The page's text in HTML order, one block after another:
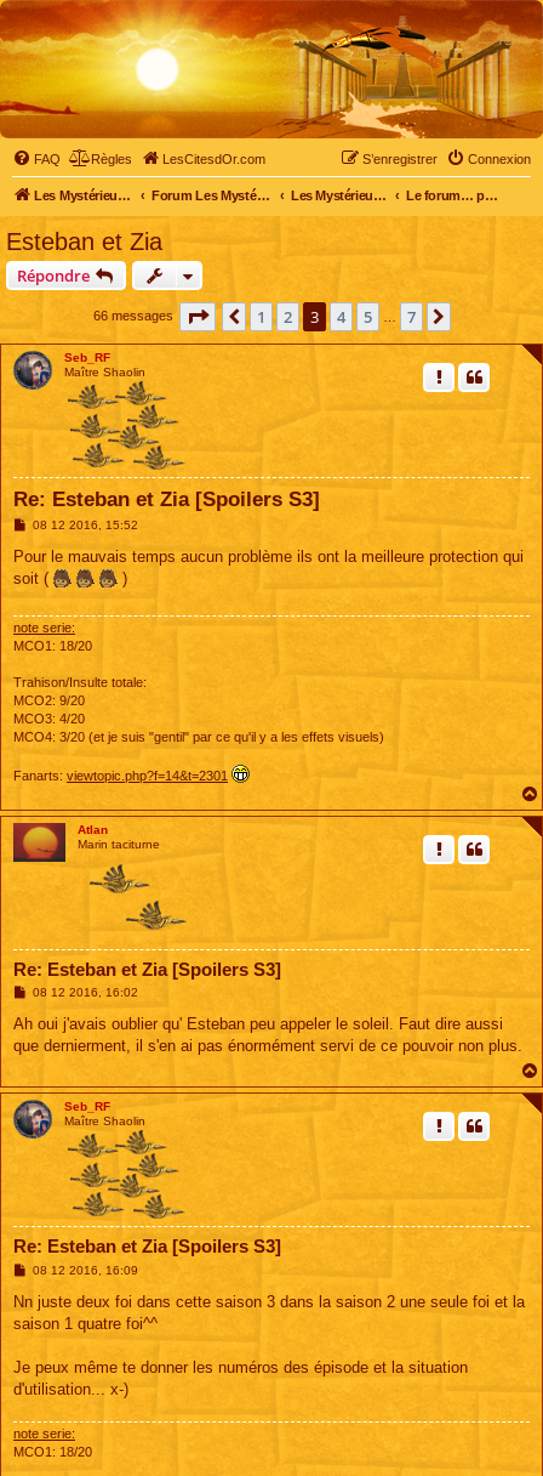
FAQ Règles LesCitesdOr.com Connexion
S’enregistrer
Les Mystérieuses Cités d'Or - LesCitesdOr.com Forum Les Mystérieuses Cités d'Or Les Mystérieuses Cités d'Or Le forum… pour tous
Esteban et Zia
Répondre
66 messages Page sur7
Précédente
1 2 3 4 5 7
Seb_RF
Maître Shaolin
Re: Esteban et Zia [Spoilers S3]
M
s
a
08 12 2016, 15:52
Pour le mauvais temps aucun problème ils ont la meilleure protection qui
soit (
)
note serie:
MCO1: 18/20
Trahison/Insulte totale:
MCO2: 9/20
MCO3: 4/20
MCO4: 3/20 (et je suis "gentil" par ce qu'il y a les effets visuels)
Fanarts: viewtopic.php?f=14&t=2301
Atlan
Marin taciturne
Re: Esteban et Zia [Spoilers S3]
M
s
a
08 12 2016, 16:02
Ah oui j'avais oublier qu' Esteban peu appeler le soleil. Faut dire aussi
que dernierment, il s'en ai pas énormément servi de ce pouvoir non plus.
Seb_RF
Maître Shaolin
Re: Esteban et Zia [Spoilers S3]
M
s
a
08 12 2016, 16:09
Nn juste deux foi dans cette saison 3 dans la saison 2 une seule foi et la
saison 1 quatre foi^^
Je peux même te donner les numéros des épisode et la situation
d'utilisation... x-)
note serie:
MCO1: 18/20